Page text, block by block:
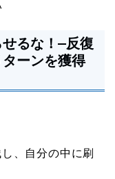
るな！―反復
ーンを獲得
、自分の中に刷